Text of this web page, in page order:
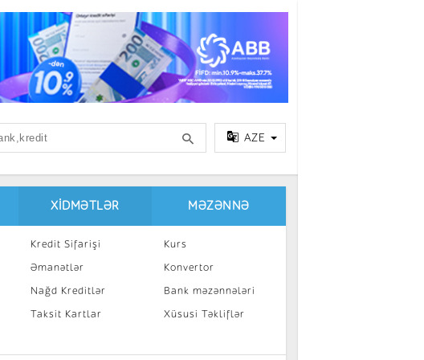
AZE
XIDMƏTLƏR
Kredit Sifarişi
Əmanətlər
Nağd Kreditlər
Taksit Kartlar
MƏZƏNNƏ
Kurs
Konvertor
Bank məzənnələri
Xüsusi Təkliflər